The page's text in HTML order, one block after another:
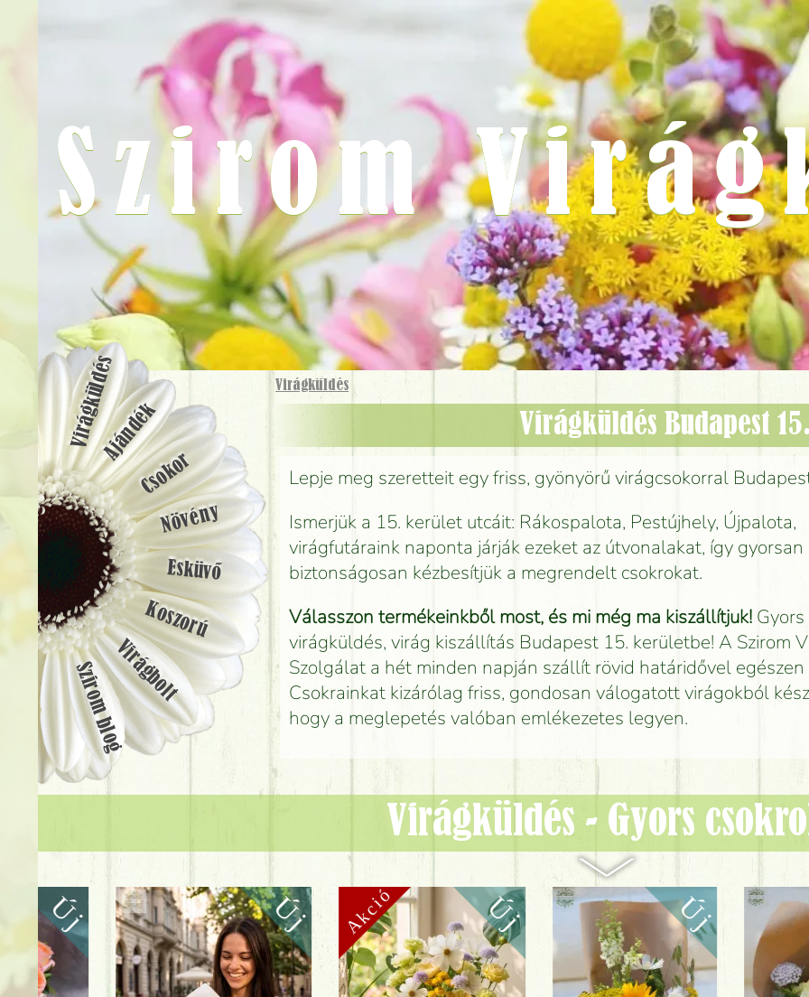
Virágküldés
Virágküldés Budapest
Lepje meg szeretteit egy friss, gyönyörű virágcsokorral
Ismerjük a 15. kerület utcáit: Rákospalota, Pestújhely, Újpalota,
virágfutáraink naponta járják ezeket az útvonalakat, így gyorsan
biztonságosan kézbesítjük a megrendelt csokrokat.
Válasszon termékeinkből most, és mi még ma kiszállítjuk! Gyors
virágküldés, virág kiszállítás Budapest 15. kerületbe! A Szirom
Szolgálat a hét minden napján szállít rövid határidővel
Csokrainkat kizárólag friss, gondosan válogatott virágokból
hogy a meglepetés valóban emlékezetes legyen.
Virágküldés - Gyors
Szirom
VirágküldésAjándék
Csokor
Növény
Esküvő
Koszorú
Virágbolt
Szirom blog